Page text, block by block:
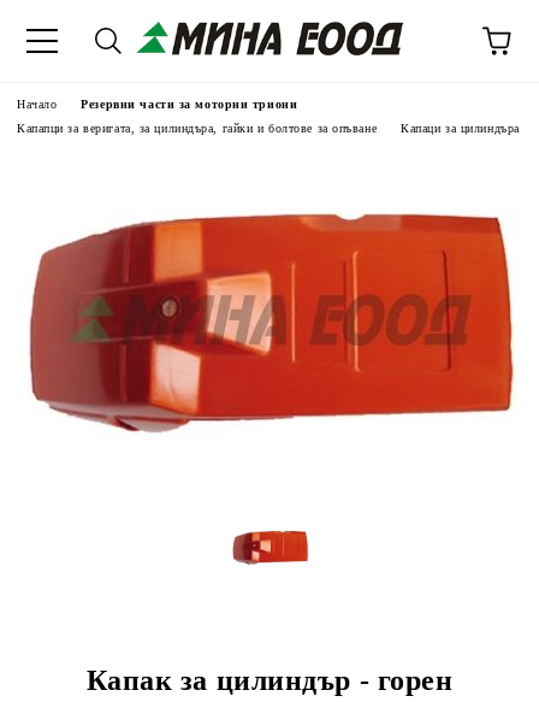
Начало
Резервни части за моторни триони
Капапци за веригата, за цилиндъра, гайки и болтове за опъване
Капаци за цилиндъра
Капак за цилиндър - горен